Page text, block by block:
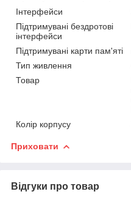
Інтерфейси
Підтримувані бездротові
інтерфейси
Підтримувані карти пам'яті
Тип живлення
Товар
Колір корпусу
Приховати
Відгуки про товар